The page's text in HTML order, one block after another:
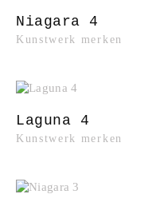
Kunstwerk merken
Niagara 4
Kunstwerk merken
Laguna 4